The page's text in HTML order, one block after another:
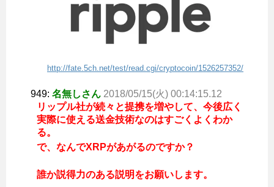
http://fate.5ch.net/test/read.cgi/cryptocoin/1526257352/
949: 名無しさん 2018/05/15(火) 00:14:15.12
リップル社が続々と提携を増やして、今後広く
実際に使える送金技術なのはすごくよくわか
る。
で、なんでXRPがあがるのですか？
誰か説得力のある説明をお願いします。